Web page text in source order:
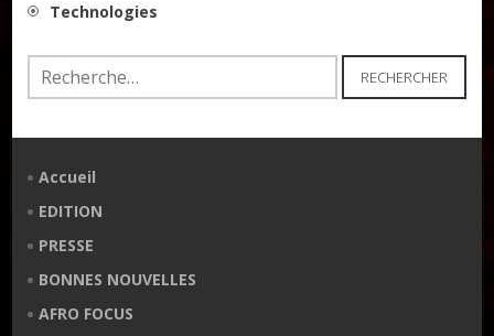
Technologies
Rechercher :
Accueil
EDITION
PRESSE
BONNES NOUVELLES
AFRO FOCUS